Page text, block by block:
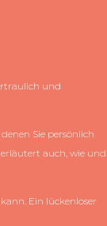
und
Sie persönlich
auch, wie und
Ein lückenloser